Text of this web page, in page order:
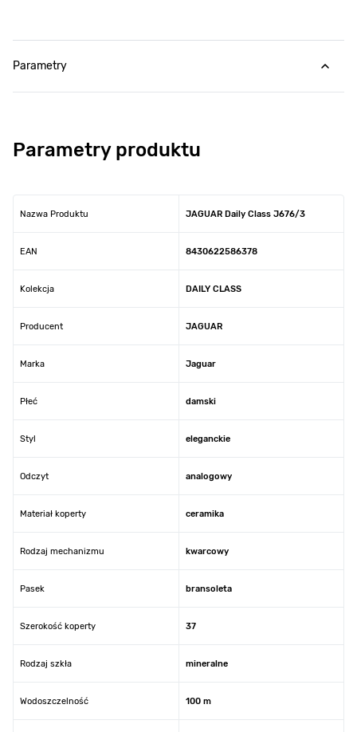
Parametry
Parametry produktu
Nazwa Produktu JAGUAR Daily Class J676/3
EAN 8430622586378
Kolekcja DAILY CLASS
Producent JAGUAR
Marka Jaguar
Płeć damski
Styl eleganckie
Odczyt analogowy
Materiał koperty ceramika
Rodzaj mechanizmu kwarcowy
Pasek bransoleta
Szerokość koperty 37
Rodzaj szkła mineralne
Wodoszczelność 100 m